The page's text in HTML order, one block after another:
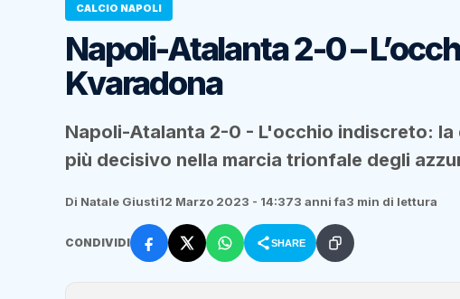
CALCIO NAPOLI
Napoli-Atalanta 2-0 –
Kvaradona
Napoli-Atalanta 2-0 - L'occhio indiscreto:
più decisivo nella marcia trionfale degli
Di Natale Giusti12 Marzo 2023 - 14:373 anni fa3 min di lettura
CONDIVIDI SHARE